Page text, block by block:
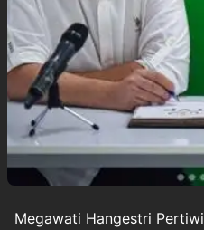
Megawati Hangestri Pertiwi